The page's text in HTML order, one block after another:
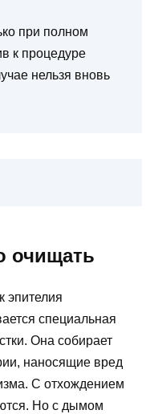
при полном
к процедуре
нельзя вновь
очищать
эпителия
специальная
Она собирает
наносящие вред
С отхождением
Но с дымом